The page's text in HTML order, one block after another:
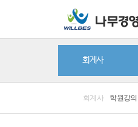
회계사
회계사 학원강의